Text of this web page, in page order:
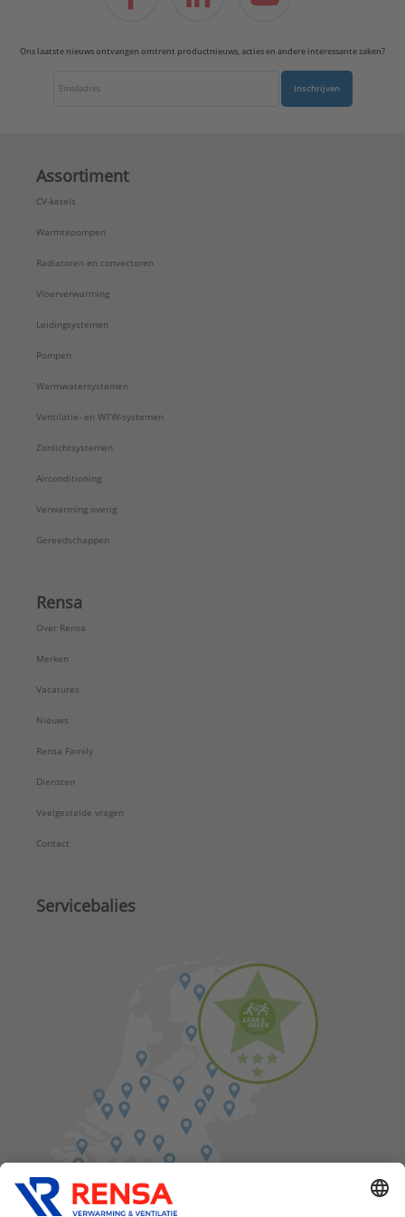
Ons laatste nieuws ontvangen omtrent productnieuws, acties en andere interessante zaken?
Inschrijven
Assortiment
CV-ketels
Warmtepompen
Radiatoren en convectoren
Vloerverwarming
Leidingsystemen
Pompen
Warmwatersystemen
Ventilatie- en WTW-systemen
Zonlichtsystemen
Airconditioning
Verwarming overig
Gereedschappen
Rensa
Over Rensa
Merken
Vacatures
Nieuws
Rensa Family
Diensten
Veelgestelde vragen
Contact
Servicebalies